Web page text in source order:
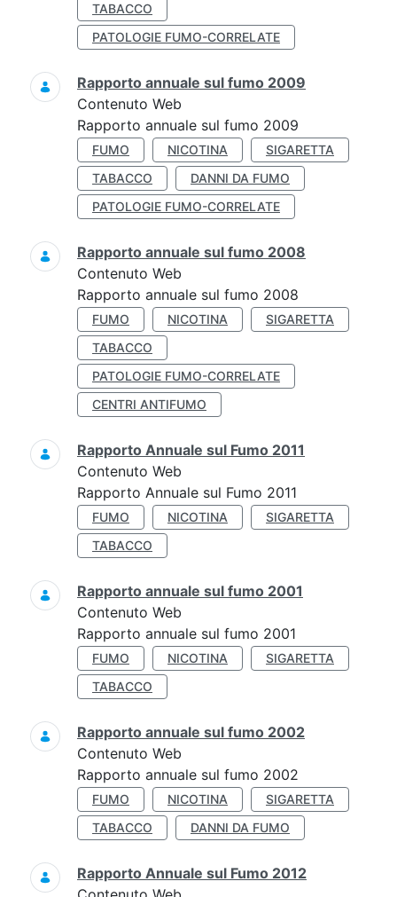
TABACCO
PATOLOGIE FUMO-CORRELATE
Rapporto annuale sul fumo 2009
Contenuto Web
Rapporto annuale sul fumo 2009
FUMO NICOTINA
SIGARETTA
TABACCO
DANNI DA FUMO
PATOLOGIE FUMO-CORRELATE
Rapporto annuale sul fumo 2008
Contenuto Web
Rapporto annuale sul fumo 2008
FUMO NICOTINA
SIGARETTA
TABACCO
PATOLOGIE FUMO-CORRELATE
CENTRI ANTIFUMO
Rapporto Annuale sul Fumo 2011
Contenuto Web
Rapporto Annuale sul Fumo 2011
FUMO NICOTINA
SIGARETTA
TABACCO
Rapporto annuale sul fumo 2001
Contenuto Web
Rapporto annuale sul fumo 2001
FUMO NICOTINA
SIGARETTA
TABACCO
Rapporto annuale sul fumo 2002
Contenuto Web
Rapporto annuale sul fumo 2002
FUMO NICOTINA
SIGARETTA
TABACCO
DANNI DA FUMO
Rapporto Annuale sul Fumo 2012